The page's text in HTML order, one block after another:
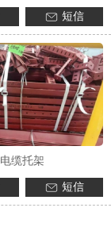
短信
电缆托架
短信